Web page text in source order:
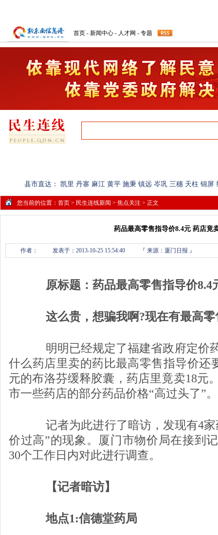
首页 - 新闻中心 - 人才网 - 专题
县市直达： 凯里 丹寨 麻江 黄平 施秉 镇远 岑巩 三穗 天柱 锦屏
您当前的位置： 首页 > 民生连线新闻 > 焦点关注 > 正文
药品最高零售指导价8.4元 药店竟
作者： 发表于：2013-10-25 15:54:40 『 来源：厦门日报 』
原标题：药品最高零售指导价8.4
这么贵，想骗我啊?现在有最高零
明明已经规定了福建省政府定价
什么药店里卖的药比最高零售指导价还
元的布洛芬缓释胶囊，药店里竟卖18元
市一些药店的部分药品价格“高过头了”。
记者为此进行了暗访，发现有4家
价过高”的现象。厦门市物价局在接到
30个工作日内对此进行调查。
【记者暗访】
地点1:信德堂药局